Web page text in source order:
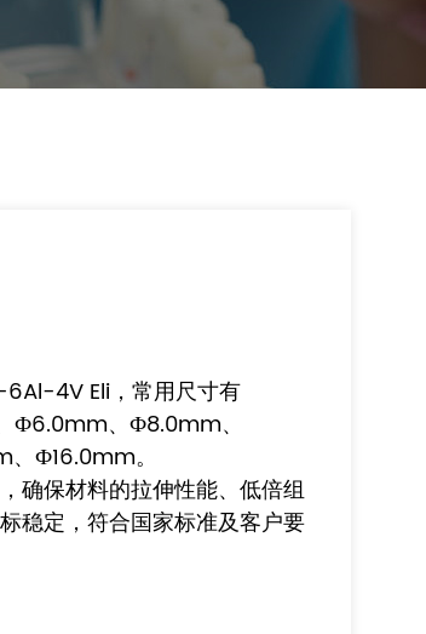
4V Eli，常用尺寸有
、Ф8.0mm、
Ф16.0mm。
确保材料的拉伸性能、低倍组
稳定，符合国家标准及客户要